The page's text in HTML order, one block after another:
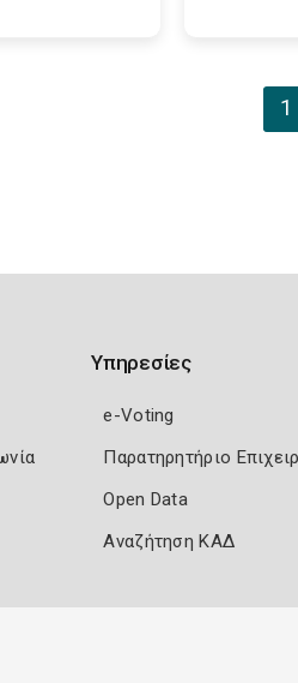
1
Υπηρεσίες
e-Voting
Παρατηρητήριο
Open Data
Αναζήτηση ΚΑΔ